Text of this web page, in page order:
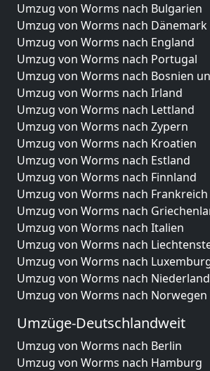
Umzug von Worms nach Bulgarien
Umzug von Worms nach Dänemark
Umzug von Worms nach England
Umzug von Worms nach Portugal
Umzug von Worms nach Bosnien
Umzug von Worms nach Irland
Umzug von Worms nach Lettland
Umzug von Worms nach Zypern
Umzug von Worms nach Kroatien
Umzug von Worms nach Estland
Umzug von Worms nach Finnland
Umzug von Worms nach Frankreich
Umzug von Worms nach
Umzug von Worms nach Italien
Umzug von Worms nach
Umzug von Worms nach
Umzug von Worms nach
Umzug von Worms nach Norwegen
Umzüge-Deutschlandweit
Umzug von Worms nach Berlin
Umzug von Worms nach Hamburg